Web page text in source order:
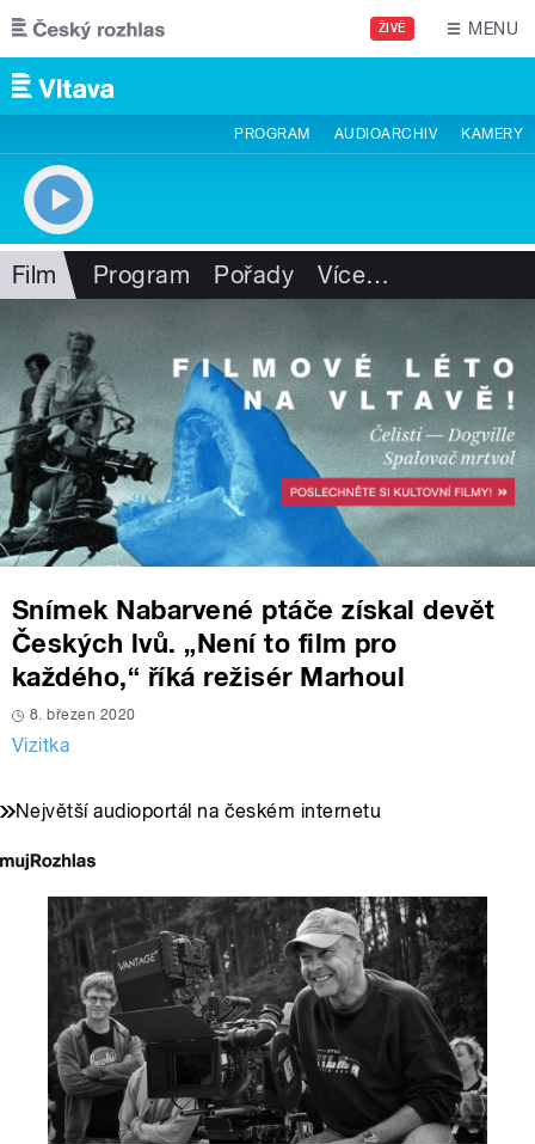
Přejít k hlavnímu obsahu
ŽIVĚ MENU
PROGRAM AUDIOARCHIV KAMERY
Film Program Pořady Více…
Snímek Nabarvené ptáče získal devět
Českých lvů. „Není to film pro
každého,“ říká režisér Marhoul
8. březen 2020
Vizitka
Největší audioportál na českém internetu